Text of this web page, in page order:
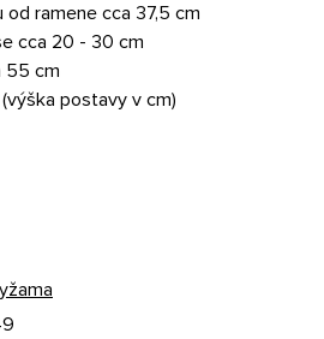
od ramene cca 37,5 cm
cca 20 - 30 cm
55 cm
postavy v cm)